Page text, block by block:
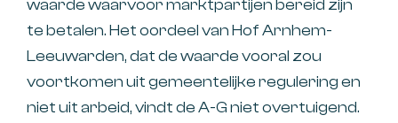
waarde waarvoor marktpartijen bereid zijn
te betalen. Het oordeel van Hof Arnhem-
Leeuwarden, dat de waarde vooral zou
voortkomen uit gemeentelijke regulering en
niet uit arbeid, vindt de A-G niet overtuigend.